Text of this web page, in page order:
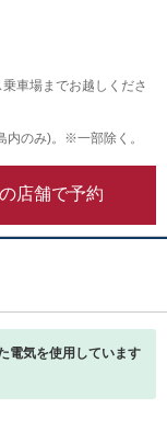
車場までお越しくださ
内のみ)。※一部除く。
店舗で予約
電気を使用しています